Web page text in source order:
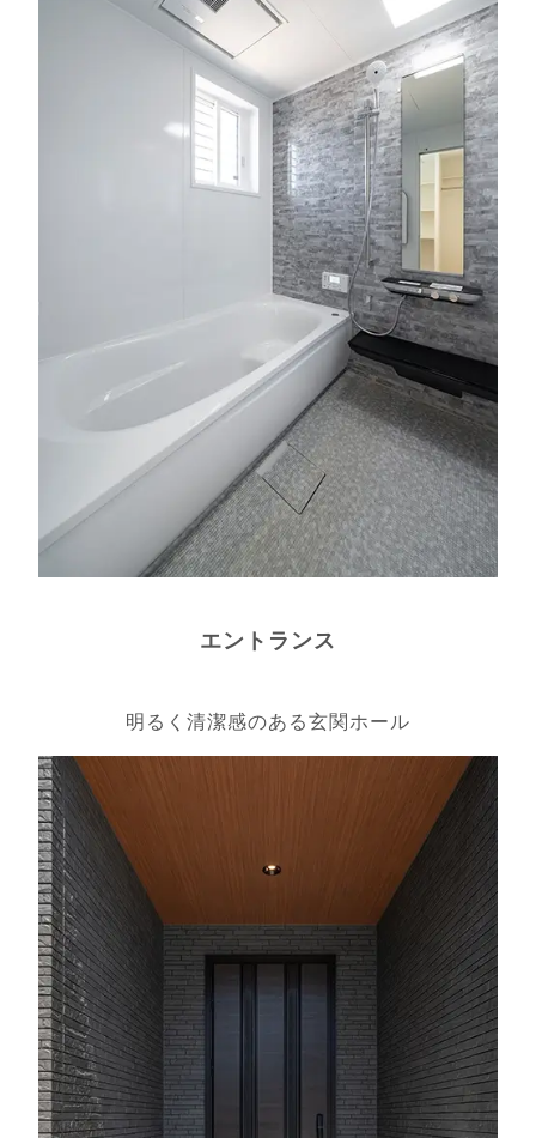
エントランス
明るく清潔感のある玄関ホール